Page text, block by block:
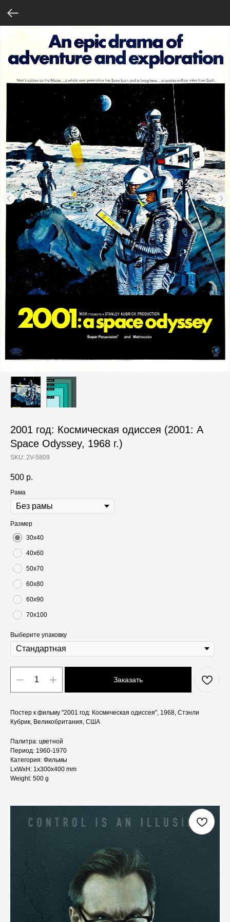
2001 год: Космическая одиссея (2001: A
Space Odyssey, 1968 г.)
SKU: 2V-5809
500 р.
Рама
Размер
30х40
40х60
50х70
60х80
60х90
70х100
Выберите упаковку
Заказать
Постер к фильму "2001 год: Космическая одиссея", 1968, Стэнли
Кубрик, Великобритания, США
Палитра: цветной
Период: 1960-1970
Категория: Фильмы
LxWxH: 1x300x400 mm
Weight: 500 g